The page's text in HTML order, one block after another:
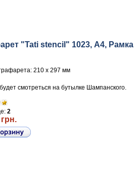
"Tati stencil" 1023, А4, Рамка
210 х 297 мм
смотреться на бутылке Шампанского.
2